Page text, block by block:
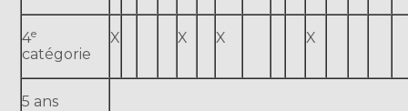
4e
catégorie
X X X X
5 ans